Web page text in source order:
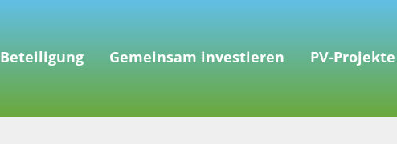
Beteiligung Gemeinsam investieren PV-Projekte